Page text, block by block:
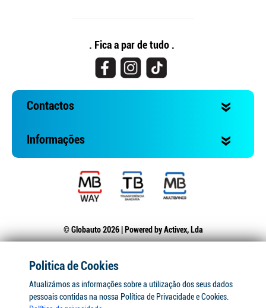
. Fica a par de tudo .
Contactos
Informações
© Globauto 2026 | Powered byActivex, Lda
Politica de Cookies
Atualizámos as informações sobre a utilização dos seus dados
pessoais contidas na nossa Política de Privacidade e Cookies.